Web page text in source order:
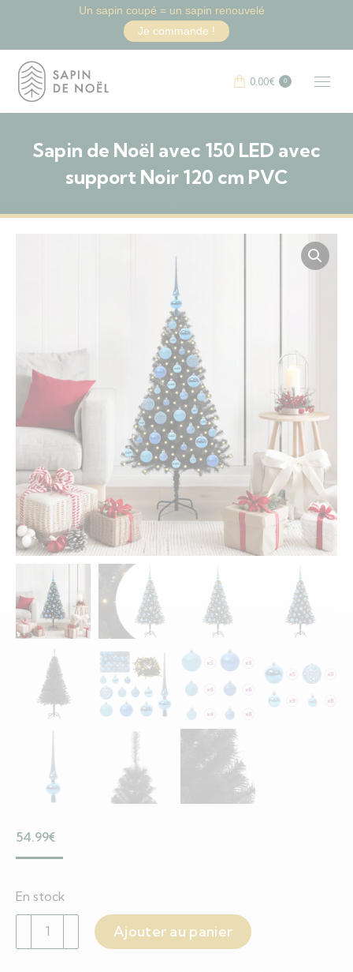
0.00€ 0
Sapin de Noël avec 150 LED avec
support Noir 120 cm PVC
54.99€
En stock
quantité
Ajouter au panier
Un sapin coupé = un sapin renouvelé
Je commande !